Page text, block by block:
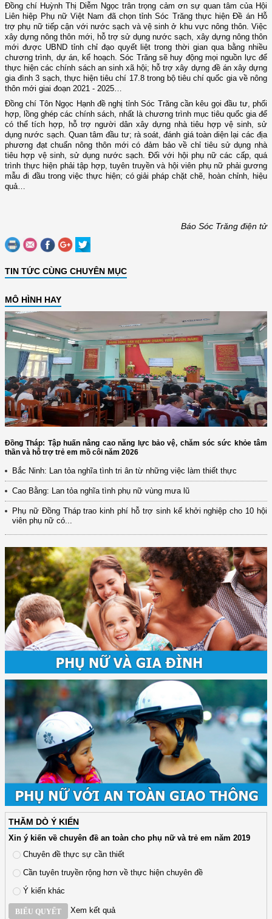
Đồng chí Huỳnh Thị Diễm Ngọc trân trọng cảm ơn sự quan tâm của Hội
Liên hiệp Phụ nữ Việt Nam đã chọn tỉnh Sóc Trăng thực hiện Đề án Hỗ
trợ phụ nữ tiếp cận với nước sạch và vệ sinh ở khu vực nông thôn. Việc
xây dựng nông thôn mới, hỗ trợ sử dụng nước sạch, xây dựng nông thôn
mới được UBND tỉnh chỉ đạo quyết liệt trong thời gian qua bằng nhiều
chương trình, dự án, kế hoạch. Sóc Trăng sẽ huy động mọi nguồn lực để
thực hiện các chính sách an sinh xã hội; hỗ trợ xây dựng đề án xây dựng
gia đình 3 sạch, thực hiện tiêu chí 17.8 trong bộ tiêu chí quốc gia về nông
thôn mới giai đoạn 2021 - 2025…
Đồng chí Tôn Ngọc Hạnh đề nghị tỉnh Sóc Trăng cần kêu gọi đầu tư, phối
hợp, lồng ghép các chính sách, nhất là chương trình mục tiêu quốc gia để
có thể tích hợp, hỗ trợ người dân xây dựng nhà tiêu hợp vệ sinh, sử
dụng nước sạch. Quan tâm đầu tư; rà soát, đánh giá toàn diện lại các địa
phương đạt chuẩn nông thôn mới có đảm bảo về chỉ tiêu sử dụng nhà
tiêu hợp vệ sinh, sử dụng nước sạch. Đối với hội phụ nữ các cấp, quá
trình thực hiện phải tập hợp, tuyên truyền và hội viên phụ nữ phải gương
mẫu đi đầu trong việc thực hiện; có giải pháp chặt chẽ, hoàn chỉnh, hiệu
quả…
Báo Sóc Trăng điện tử
TIN TỨC CÙNG CHUYÊN MỤC
MÔ HÌNH HAY
Đồng Tháp: Tập huấn nâng cao năng lực bảo vệ, chăm sóc sức khỏe tâm
thần và hỗ trợ trẻ em mồ côi năm 2026
Bắc Ninh: Lan tỏa nghĩa tình tri ân từ những việc làm thiết thực
Cao Bằng: Lan tỏa nghĩa tình phụ nữ vùng mưa lũ
Phụ nữ Đồng Tháp trao kinh phí hỗ trợ sinh kế khởi nghiệp cho 10 hội
viên phụ nữ có...
THĂM DÒ Ý KIẾN
Xin ý kiến về chuyên đề an toàn cho phụ nữ và trẻ em năm 2019
Chuyên đề thực sự cần thiết
Cần tuyên truyền rộng hơn về thực hiện chuyên đề
Ý kiến khác
BIỂU QUYẾT Xem kết quả